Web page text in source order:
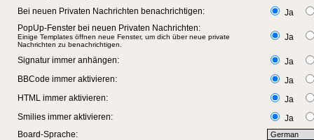
Bei neuen Privaten Nachrichten benachrichtigen:
Ja
PopUp-Fenster bei neuen Privaten Nachrichten:
Einige Templates öffnen neue Fenster, um dich über neue private
Nachrichten zu benachrichtigen.
Ja
Signatur immer anhängen:
Ja
BBCode immer aktivieren:
Ja
HTML immer aktivieren:
Ja
Smilies immer aktivieren:
Ja
Board-Sprache: